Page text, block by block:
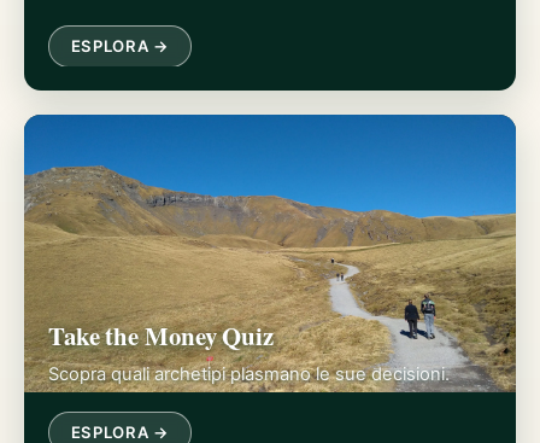
ESPLORA →
Take the Money Quiz
Scopra quali archetipi plasmano le sue decisioni.
ESPLORA →